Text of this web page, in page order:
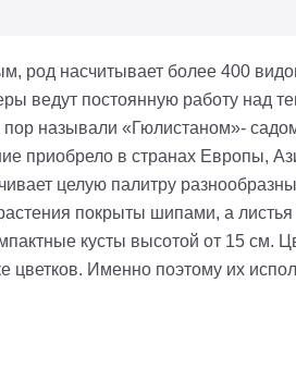
род насчитывает более 400
ведут постоянную работу над
называли «Гюлистаном»-
приобрело в странах Европы,
целую палитру
покрыты шипами, а
кусты высотой от 15 см.
цветков. Именно поэтому их